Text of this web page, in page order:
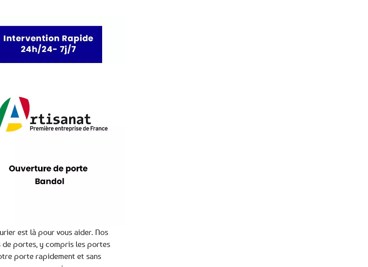
est là pour vous aider. Nos
portes, y compris les portes
porte rapidement et sans